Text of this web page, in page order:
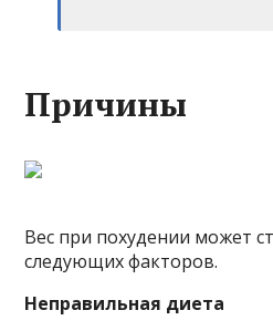
Причины
Вес при похудении может
следующих факторов.
Неправильная диета